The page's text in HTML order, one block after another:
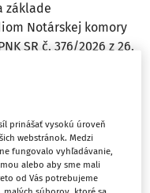
základe
Notárskej komory
SR č. 376/2026 z 26.
(Notársky poriadok) o
voľných
mája 2026 na
v územnej pôsobnosti
prinášať vysokú úroveň
webstránok. Medzi
fungovalo vyhľadávanie,
alebo aby sme mali
od Vás potrebujeme